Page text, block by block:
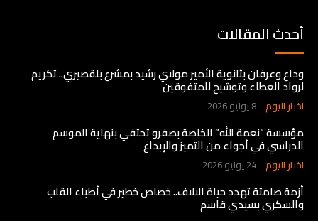
أحدث المقالات
وداع وعرفان بثانوية الأمير مولاي رشيد بمشرع بلقصيري.. تكريم
لرواد العطاء وتوشيح للمتفوقين
اخبار اليوم 8 يوليو 2026
مؤسسة “نعمة الله” الخاصة بصفرو تحتفي بنهاية الموسم
الدراسي في أجواء من التميز والإبداع
اخبار اليوم 24 يونيو 2026
أزمة صامتة تهدد حياة الآلاف.. خصاص خطير في أطباء القلب
والسكري بسيدي قاسم